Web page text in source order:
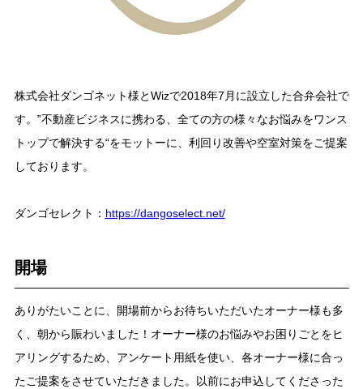
株式会社ダンゴネット様とWizで2018年7月に設立した合弁会社で
す。‟不動産ビジネスに携わる、全ての方の様々なお悩みをワンス
トップで解決する“をモットーに、利回り改善や空室対策をご提案
しております。
ダンゴセレクト： https://dangoselect.net/
開場
ありがたいことに、開場前からお待ちいただいたオーナー様も多
く、朝から賑わいました！オーナー様のお悩みやお困りごとをヒ
アリングするため、アンケート用紙を使い、各オーナー様に合っ
たご提案をさせていただきました。以前にお申込してくださった